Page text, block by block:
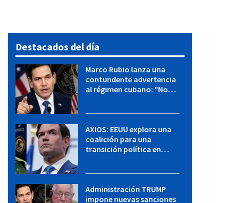
Destacados del día
Marco Rubio lanza una
contundente advertencia
al régimen cubano: "No
AXIOS: EEUU explora una
coalición para una
transición política en
Administración TRUMP
impone nuevas sanciones